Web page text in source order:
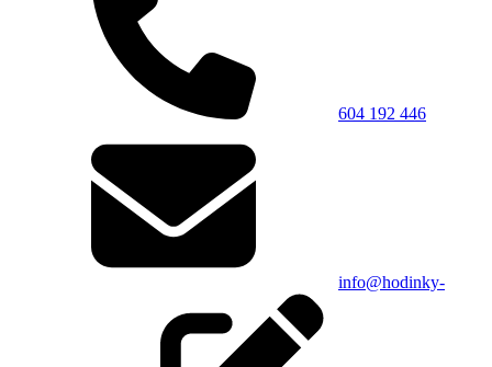
604 192 446
info@hodinky-